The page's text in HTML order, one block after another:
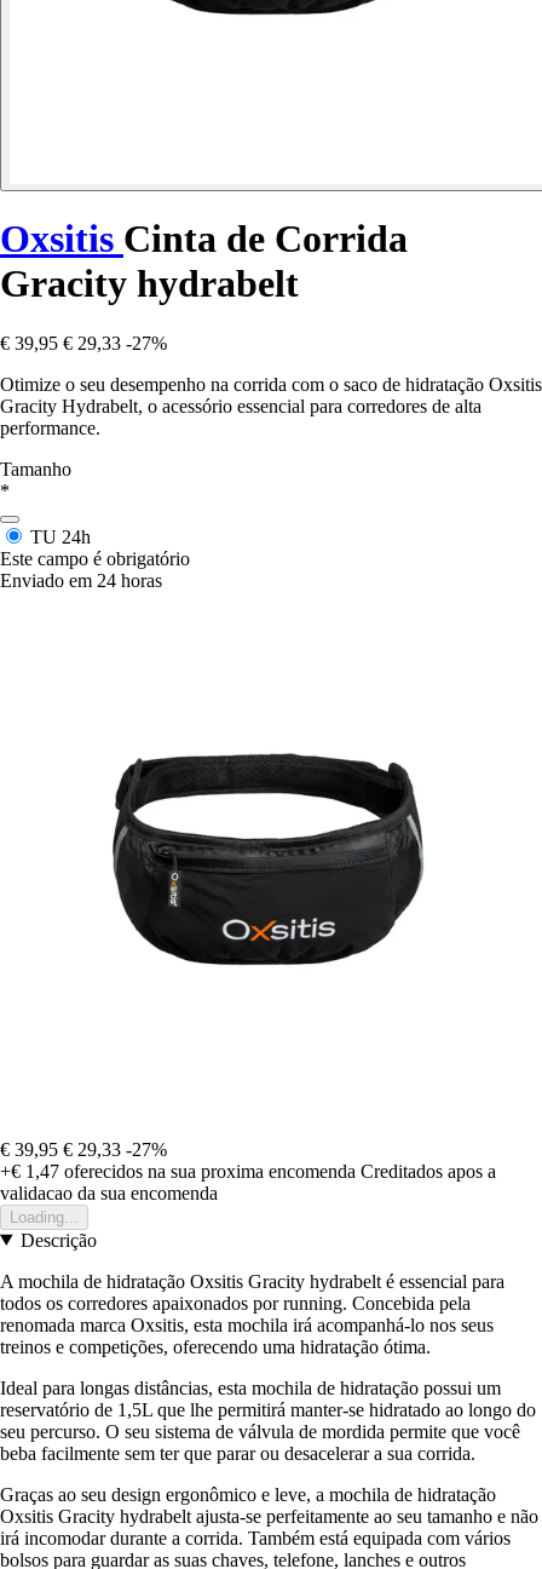
Oxsitis Cinta de Corrida
Gracity hydrabelt
€ 39,95 € 29,33 -27%
Otimize o seu desempenho na corrida com o saco de hidratação Oxsitis
Gracity Hydrabelt, o acessório essencial para corredores de alta
performance.
Tamanho
*
TU 24h
Este campo é obrigatório
Enviado em 24 horas
€ 39,95 € 29,33 -27%
+€ 1,47 oferecidos na sua proxima encomenda Creditados apos a
validacao da sua encomenda
Loading...
Descrição
A mochila de hidratação Oxsitis Gracity hydrabelt é essencial para
todos os corredores apaixonados por running. Concebida pela
renomada marca Oxsitis, esta mochila irá acompanhá-lo nos seus
treinos e competições, oferecendo uma hidratação ótima.
Ideal para longas distâncias, esta mochila de hidratação possui um
reservatório de 1,5L que lhe permitirá manter-se hidratado ao longo do
seu percurso. O seu sistema de válvula de mordida permite que você
beba facilmente sem ter que parar ou desacelerar a sua corrida.
Graças ao seu design ergonômico e leve, a mochila de hidratação
Oxsitis Gracity hydrabelt ajusta-se perfeitamente ao seu tamanho e não
irá incomodar durante a corrida. Também está equipada com vários
bolsos para guardar as suas chaves, telefone, lanches e outros